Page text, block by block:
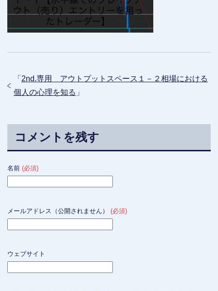
「 2nd.専用 アウトプットスペース１－２相場における
個人の心理を知る 」
コメントを残す
名前 (必須)
メールアドレス（公開されません） (必須)
ウェブサイト